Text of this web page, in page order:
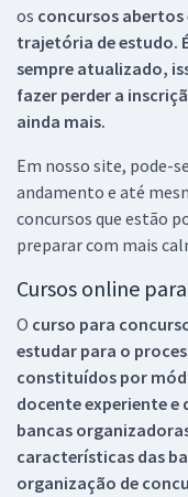
os concursos abertos
trajetória de estudo.
sempre atualizado,
fazer perder a
ainda mais.
Em nosso site, pode-
andamento e até
concursos que estão
preparar com mais
Cursos online
O curso para
estudar para o
constituídos por
docente experiente e
bancas
características das
organização de